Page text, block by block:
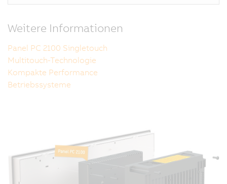
Weitere Informationen
Panel PC 2100 Singletouch
Multitouch-Technologie
Kompakte Performance
Betriebssysteme